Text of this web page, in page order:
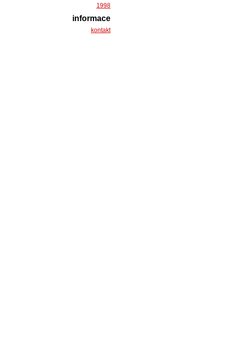
1998
informace
kontakt